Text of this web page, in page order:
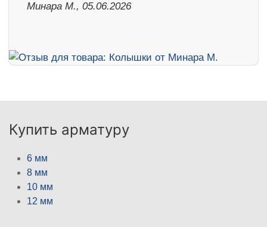
Минара М., 05.06.2026
Купить арматуру
6 мм
8 мм
10 мм
12 мм